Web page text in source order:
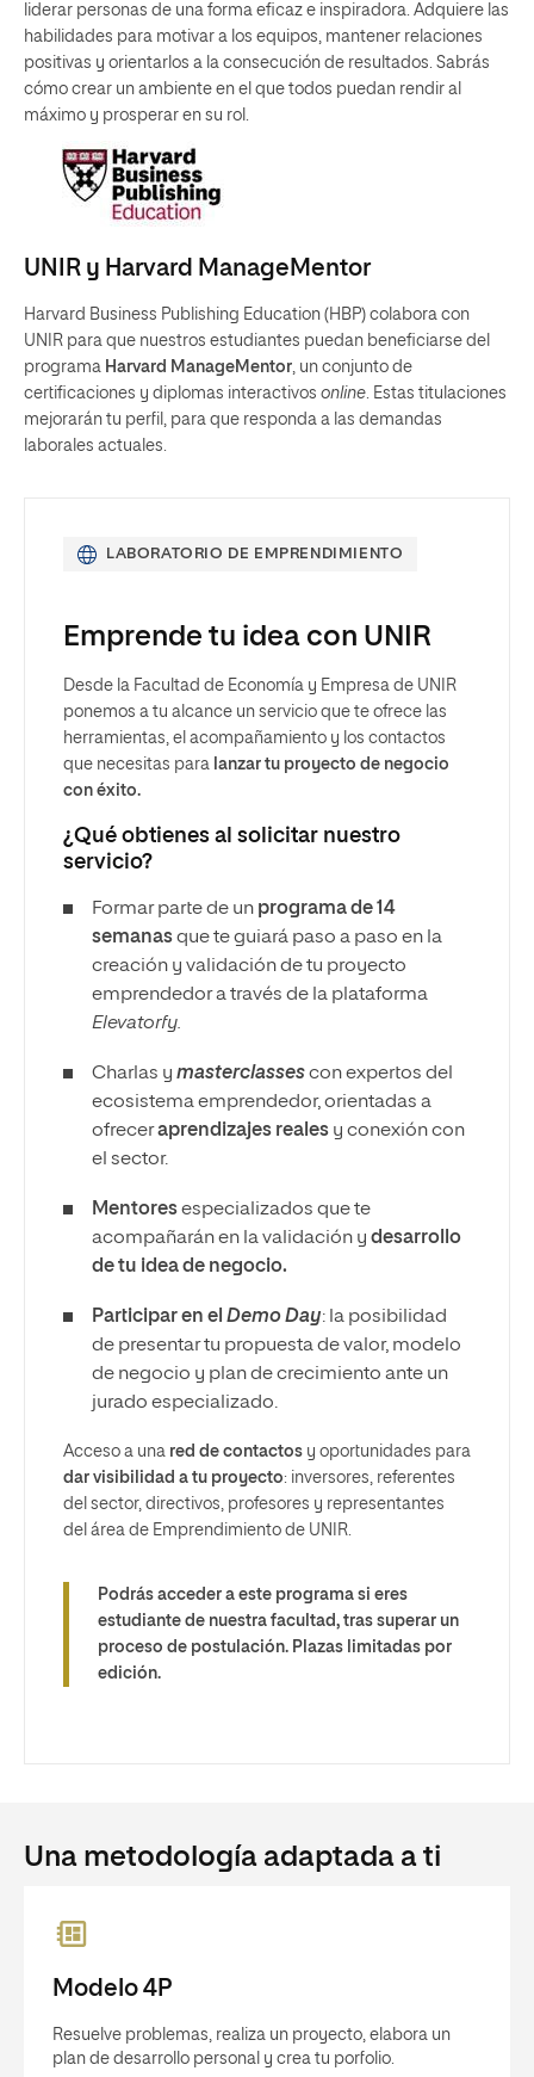
liderar personas de una forma eficaz e inspiradora. Adquiere las
habilidades para motivar a los equipos, mantener relaciones
positivas y orientarlos a la consecución de resultados. Sabrás
cómo crear un ambiente en el que todos puedan rendir al
máximo y prosperar en su rol.
UNIR y Harvard ManageMentor
Harvard Business Publishing Education (HBP) colabora con
UNIR para que nuestros estudiantes puedan beneficiarse del
programa Harvard ManageMentor, un conjunto de
certificaciones y diplomas interactivos online. Estas titulaciones
mejorarán tu perfil, para que responda a las demandas
laborales actuales.
LABORATORIO DE EMPRENDIMIENTO
Emprende tu idea con UNIR
Desde la Facultad de Economía y Empresa de UNIR
ponemos a tu alcance un servicio que te ofrece las
herramientas, el acompañamiento y los contactos
que necesitas para lanzar tu proyecto de negocio
con éxito.
¿Qué obtienes al solicitar nuestro
servicio?
Formar parte de un programa de 14
semanasque te guiará paso a paso en la
creación y validación de tu proyecto
emprendedor a través de la plataforma
Elevatorfy.
Charlas y masterclassescon expertos del
ecosistema emprendedor, orientadas a
ofreceraprendizajes reales y conexión con
el sector.
Mentoresespecializados que te
acompañarán en la validación y desarrollo
de tu idea de negocio.
Participar en el Demo Day: la posibilidad
de presentar tu propuesta de valor, modelo
de negocio y plan de crecimiento ante un
jurado especializado.
Acceso a una red de contactos y oportunidades para
dar visibilidad a tu proyecto: inversores, referentes
del sector, directivos, profesores y representantes
del área de Emprendimiento de UNIR.
Podrás acceder a este programa si eres
estudiante de nuestra facultad, tras superar un
proceso de postulación. Plazas limitadas por
edición.
Una metodología adaptada a ti
Modelo 4P
Resuelve problemas, realiza un proyecto, elabora un
plan de desarrollo personal y crea tu porfolio.